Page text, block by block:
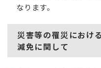
なります。
災害等の罹災におけ
減免に関して